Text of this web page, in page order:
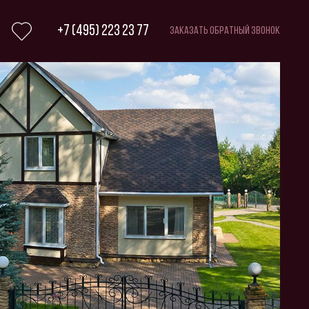
Избранное
+7 (495) 223 23 77 Заказать обратный звонок